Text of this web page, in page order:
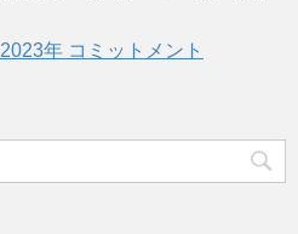
2023年 コミットメント